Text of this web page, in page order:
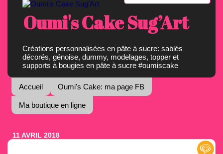
Oumi's Cake Sug’Art
Créations personnalisées en pâte à sucre: sablés
décorés, génoise, dummy, modelages, topper et
supports à bougies en pâte à sucre #oumiscake
Accueil Oumi's Cake: ma page FB
Ma boutique en ligne
11 AVRIL 2018